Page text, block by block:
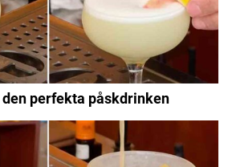
perfekta påskdrinken